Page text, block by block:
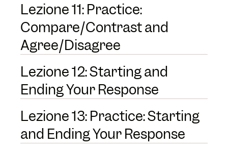
Lezione 11: Practice:
Compare/Contrast and
Agree/Disagree
Lezione 12: Starting and
Ending Your Response
Lezione 13: Practice: Starting
and Ending Your Response